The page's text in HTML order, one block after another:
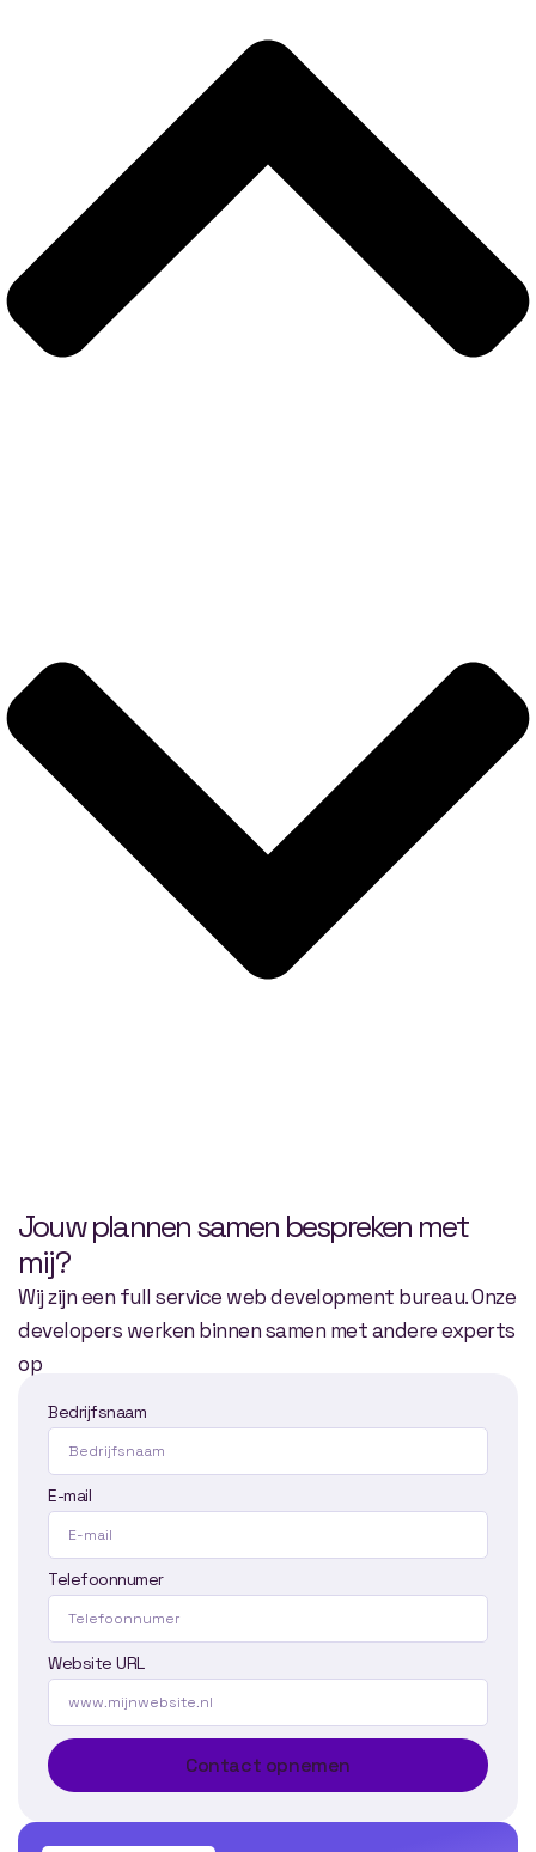
Jouw plannen samen bespreken met
mij?
Wij zijn een full service web development bureau. Onze
developers werken binnen samen met andere experts
op
Bedrijfsnaam
E-mail
Telefoonnumer
Website URL
Contact opnemen